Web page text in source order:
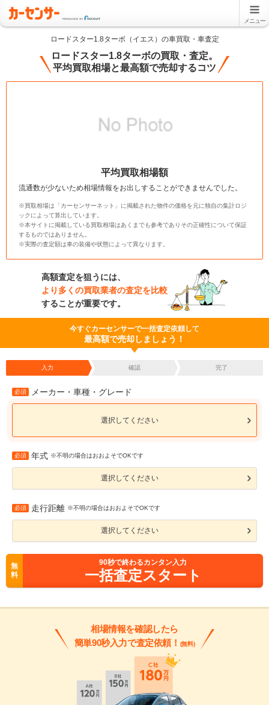
メニュー
ロードスター1.8ターボ（イエス）の車買取・車査定
ロードスター1.8ターボの買取・査定。
平均買取相場と最高額で売却するコツ
平均買取相場額
流通数が少ないため相場情報をお出しすることができませんでした。
※買取相場は「カーセンサーネット」に掲載された物件の価格を元に独自の集計ロジ
ックによって算出しています。
※本サイトに掲載している買取相場はあくまでも参考でありその正確性について保証
するものではありません。
※実際の査定額は車の装備や状態によって異なります。
高額査定を狙うには、
より多くの買取業者の査定を比較
することが重要です。
今すぐカーセンサーで一括査定依頼して
最高額で売却しましょう！
入力 確認 完了
必須 メーカー・車種・グレード
選択してください
必須 年式 ※不明の場合はおおよそでOKです
選択してください
必須 走行距離 ※不明の場合はおおよそでOKです
選択してください
無
料
90秒で終わるカンタン入力
一括査定スタート
相場情報を確認したら
簡単90秒入力で査定依頼！ (無料)